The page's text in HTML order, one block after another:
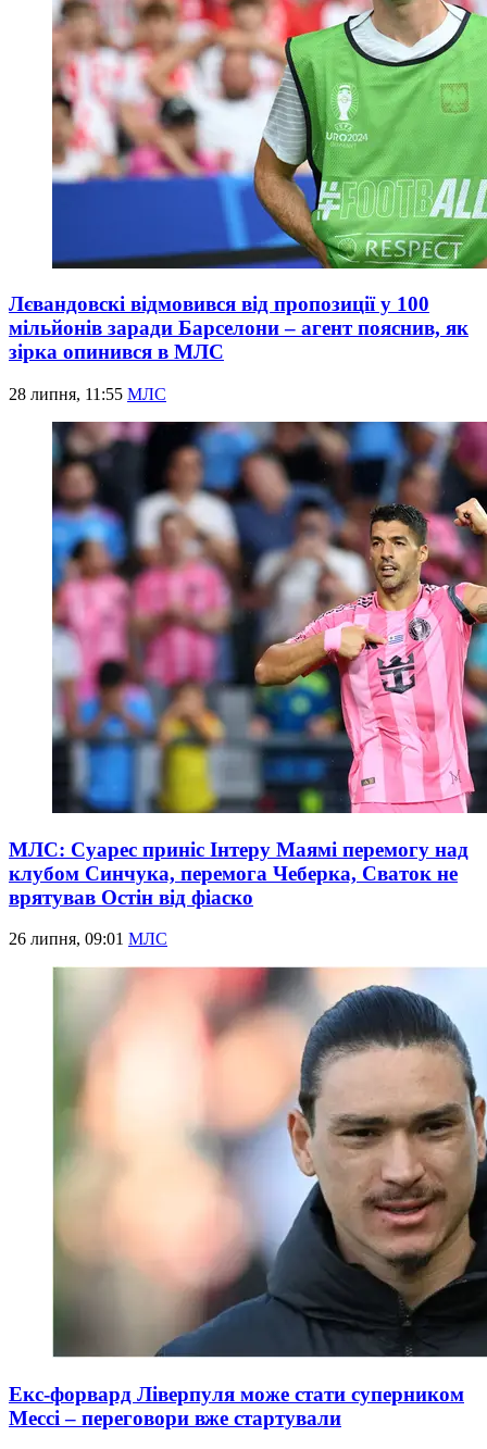
Лєвандовскі відмовився від пропозиції у 100
мільйонів заради Барселони – агент пояснив, як
зірка опинився в МЛС
28 липня, 11:55 МЛС
МЛС: Суарес приніс Інтеру Маямі перемогу над
клубом Синчука, перемога Чеберка, Сваток не
врятував Остін від фіаско
26 липня, 09:01 МЛС
Екс-форвард Ліверпуля може стати суперником
Мессі – переговори вже стартували